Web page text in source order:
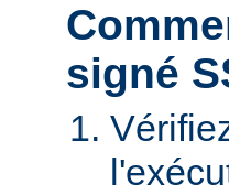
signé